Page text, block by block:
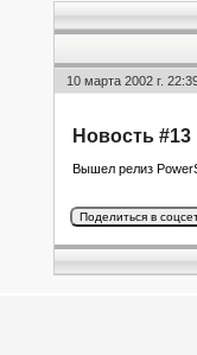
10 марта 2002 г.
Новость #13
Вышел релиз